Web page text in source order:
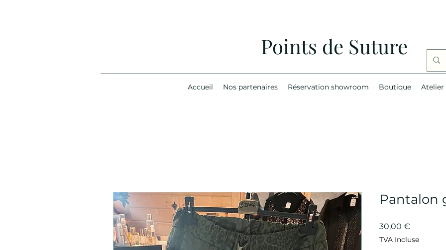
Points de Suture
Accueil Nos partenaires Réservation showroom Boutique Atelier
Pantalon
30,00 €
TVA Incluse